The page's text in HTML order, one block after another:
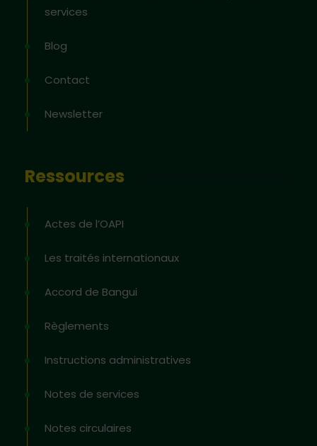
services
Blog
Contact
Newsletter
Ressources
Actes de l’OAPI
Les traités internationaux
Accord de Bangui
Règlements
Instructions administratives
Notes de services
Notes circulaires